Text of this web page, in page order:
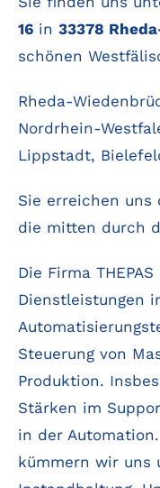
16 in 33378
schönen
Rheda-
Nordrhein-
Lippstadt,
Sie erreichen
die mitten durch
Die Firma
Dienstleistungen
Steuerung von
Produktion.
Stärken im
in der
kümmern wir uns